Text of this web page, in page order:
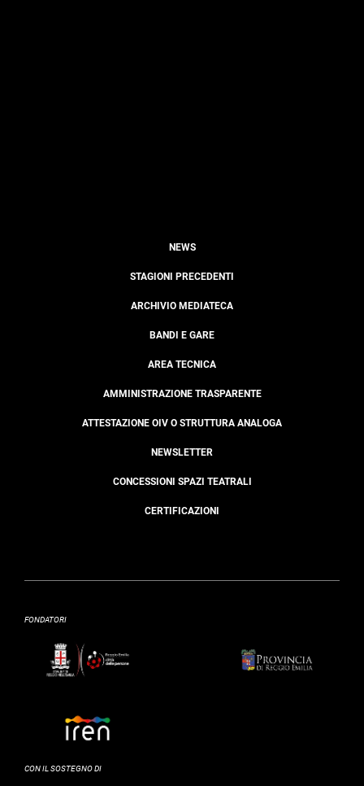
NEWS
STAGIONI PRECEDENTI
ARCHIVIO MEDIATECA
BANDI E GARE
AREA TECNICA
AMMINISTRAZIONE TRASPARENTE
ATTESTAZIONE OIV O STRUTTURA ANALOGA
NEWSLETTER
CONCESSIONI SPAZI TEATRALI
CERTIFICAZIONI
FONDATORI
CON IL SOSTEGNO DI